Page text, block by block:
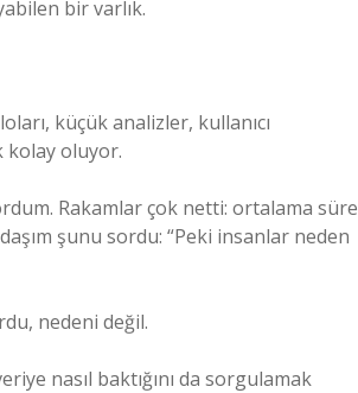
bir varlık.
küçük analizler, kullanıcı
kolay oluyor.
Rakamlar çok netti: ortalama süre
şunu sordu: “Peki insanlar neden
nedeni değil.
nasıl baktığını da sorgulamak